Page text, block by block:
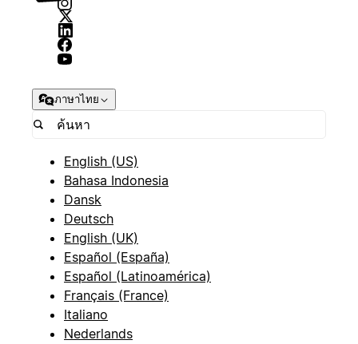
ภาษาไทย
English (US)
Bahasa Indonesia
Dansk
Deutsch
English (UK)
Español (España)
Español (Latinoamérica)
Français (France)
Italiano
Nederlands